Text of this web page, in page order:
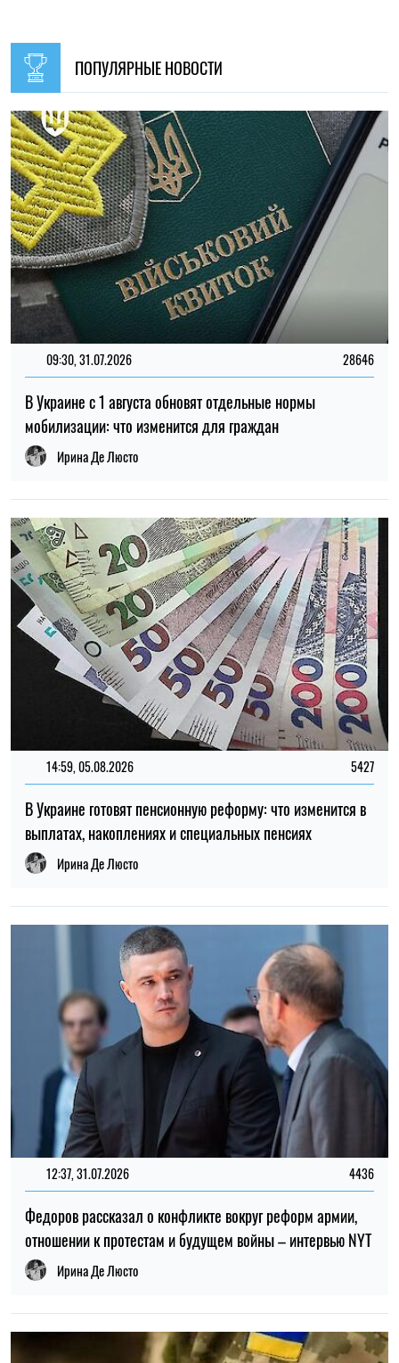
ПОПУЛЯРНЫЕ НОВОСТИ
09:30, 31.07.2026 28646
В Украине с 1 августа обновят отдельные нормы
мобилизации: что изменится для граждан
Ирина Де Люсто
14:59, 05.08.2026 5427
В Украине готовят пенсионную реформу: что изменится в
выплатах, накоплениях и специальных пенсиях
Ирина Де Люсто
12:37, 31.07.2026 4436
Федоров рассказал о конфликте вокруг реформ армии,
отношении к протестам и будущем войны – интервью NYT
Ирина Де Люсто